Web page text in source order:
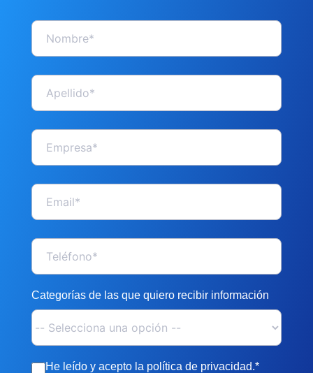
Categorías de las que quiero recibir información
He leído y acepto la política de privacidad.*